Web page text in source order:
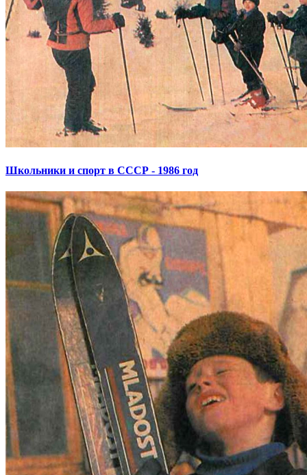
Школьники и спорт в СССР - 1986 год